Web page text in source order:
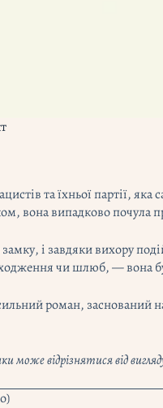
та їхньої партії,
вона випадково почула
і завдяки вихору
чи шлюб, — вона
роман, заснований
може відрізнятися від